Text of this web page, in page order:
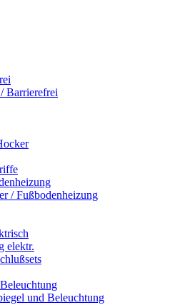
Barrierefrei
/ Fußbodenheizung
elektr.
und Beleuchtung